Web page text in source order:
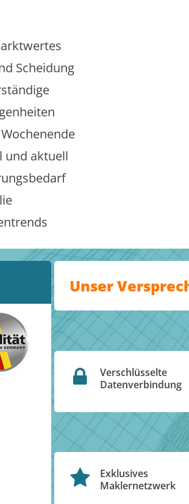
Scheidung
und aktuell
Unser
Verschlüsselte
Datenverbindung
Exklusives
Maklernetzwerk